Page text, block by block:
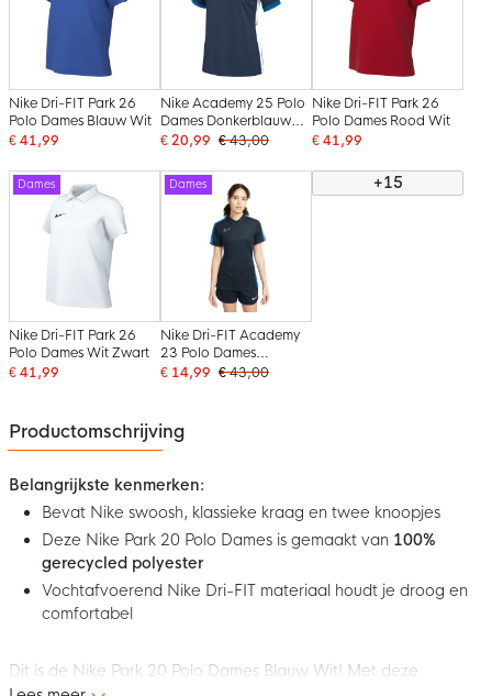
Nike Dri-FIT Park 26
Polo Dames Blauw Wit
€ 41,99
Nike Academy 25 Polo
Dames Donkerblauw
Blauw Wit
€ 20,99 € 43,00
Nike Dri-FIT Park 26
Polo Dames Rood Wit
€ 41,99
Dames
Nike Dri-FIT Park 26
Polo Dames Wit Zwart
€ 41,99
Dames
Nike Dri-FIT Academy
23 Polo Dames
Donkerblauw Blauw
€ 14,99 € 43,00
+15
Productomschrijving
Belangrijkste kenmerken:
Bevat Nike swoosh, klassieke kraag en twee knoopjes
Deze Nike Park 20 Polo Dames is gemaakt van 100%
gerecycled polyester
Vochtafvoerend Nike Dri-FIT materiaal houdt je droog en
comfortabel
Dit is de Nike Park 20 Polo Dames Blauw Wit! Met deze